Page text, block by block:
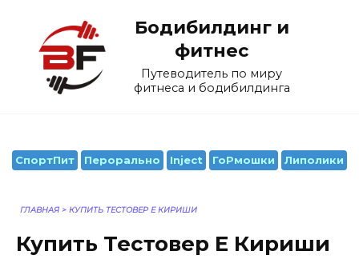
содержанию
Бодибилдинг и
фитнес
Путеводитель по миру
фитнеса и бодибилдинга
СпортПит Перорально Inject ГоРмошки Липолики
ГЛАВНАЯ > КУПИТЬ ТЕСТОВЕР Е КИРИШИ
Купить Тестовер Е Кириши